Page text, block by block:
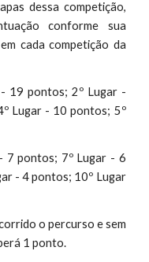
dessa competição,
conforme sua
cada competição da
19 pontos; 2º Lugar -
Lugar - 10 pontos; 5º
7 pontos; 7º Lugar - 6
- 4 pontos; 10º Lugar
o percurso e sem
1 ponto.